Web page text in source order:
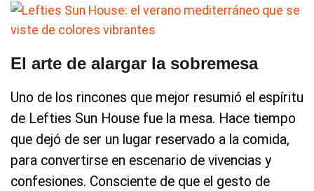
El arte de alargar la sobremesa
Uno de los rincones que mejor resumió el espíritu
de Lefties Sun House fue la mesa. Hace tiempo
que dejó de ser un lugar reservado a la comida,
para convertirse en escenario de vivencias y
confesiones. Consciente de que el gesto de